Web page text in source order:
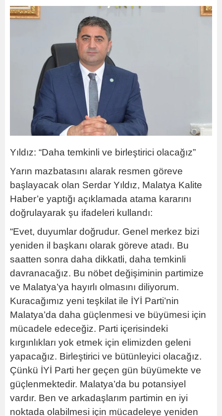
Yıldız: “Daha temkinli ve birleştirici olacağız”
Yarın mazbatasını alarak resmen göreve
başlayacak olan Serdar Yıldız, Malatya Kalite
Haber’e yaptığı açıklamada atama kararını
doğrulayarak şu ifadeleri kullandı:
“Evet, duyumlar doğrudur. Genel merkez bizi
yeniden il başkanı olarak göreve atadı. Bu
saatten sonra daha dikkatli, daha temkinli
davranacağız. Bu nöbet değişiminin partimize
ve Malatya’ya hayırlı olmasını diliyorum.
Kuracağımız yeni teşkilat ile İYİ Parti’nin
Malatya’da daha güçlenmesi ve büyümesi için
mücadele edeceğiz. Parti içerisindeki
kırgınlıkları yok etmek için elimizden geleni
yapacağız. Birleştirici ve bütünleyici olacağız.
Çünkü İYİ Parti her geçen gün büyümekte ve
güçlenmektedir. Malatya’da bu potansiyel
vardır. Ben ve arkadaşlarım partimin en iyi
noktada olabilmesi için mücadeleye yeniden